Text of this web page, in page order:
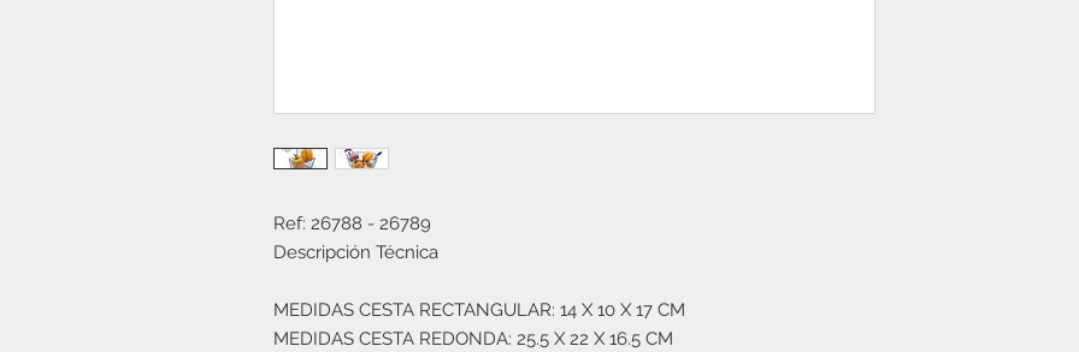
Ref: 26788 - 26789
Descripción Técnica
MEDIDAS CESTA RECTANGULAR: 14 X 10 X 17 CM
MEDIDAS CESTA REDONDA: 25.5 X 22 X 16.5 CM